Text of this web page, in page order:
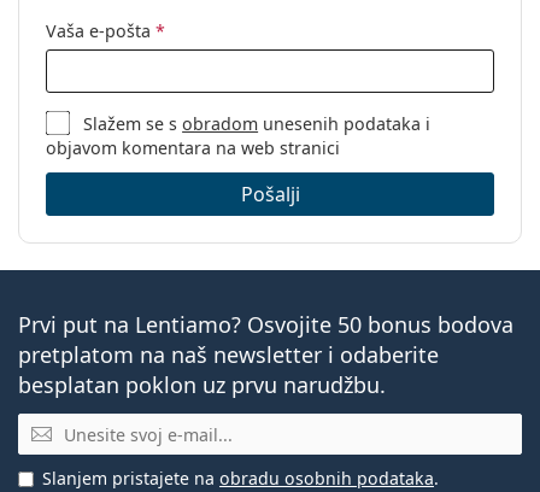
Vaša e-pošta *
Slažem se sobradom unesenih podataka i
objavom komentara na web stranici
Pošalji
Prvi put na Lentiamo? Osvojite 50 bonus bodova
pretplatom na naš newsletter i odaberite
besplatan poklon uz prvu narudžbu.
E-mail
Slanjem pristajete na obradu osobnih podataka.